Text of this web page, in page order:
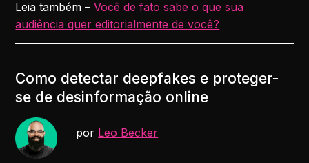
Leia também –Você de fato sabe o que sua
audiência quer editorialmente de você?
Como detectar deepfakes e proteger-
se de desinformação online
por Leo Becker